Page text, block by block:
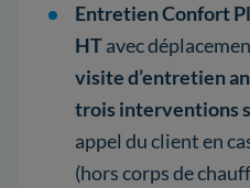
Entretien Confort
HTavec
visite d’entretien
trois interventions
appel du client en
(hors corps de